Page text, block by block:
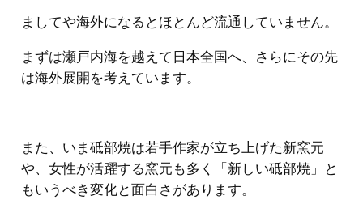
ましてや海外になるとほとんど流通していません。
まずは瀬戸内海を越えて日本全国へ、さらにその先
は海外展開を考えています。
また、いま砥部焼は若手作家が立ち上げた新窯元
や、女性が活躍する窯元も多く「新しい砥部焼」と
もいうべき変化と面白さがあります。